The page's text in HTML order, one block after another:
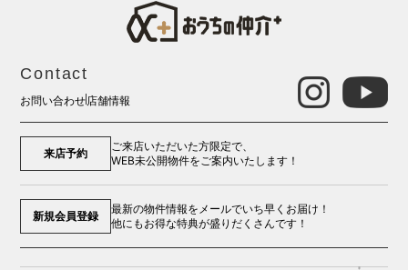
Contact
お問い合わせ 店舗情報
来店予約
ご来店いただいた方限定で、
WEB未公開物件をご案内いたします！
新規会員登録
最新の物件情報をメールでいち早くお届け！
他にもお得な特典が盛りだくさんです！